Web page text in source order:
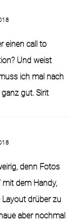
einen call to
Und weist
ich mal nach
gut. Sirit
denn Fotos
mit dem Handy,
drüber zu
aber nochmal